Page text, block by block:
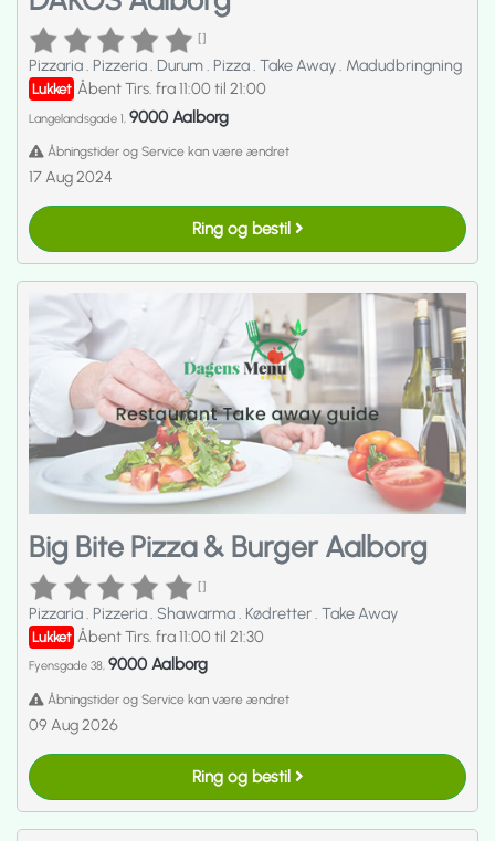
[]
Pizzaria. Pizzeria. Durum. Pizza. Take Away. Madudbringning
Lukket Åbent Tirs. fra 11:00 til 21:00
Langelandsgade 1, 9000 Aalborg
Åbningstider og Service kan være ændret
17 Aug 2024
Ring og bestil
Big Bite Pizza & Burger Aalborg
[]
Pizzaria. Pizzeria. Shawarma. Kødretter. Take Away
Lukket Åbent Tirs. fra 11:00 til 21:30
Fyensgade 38, 9000 Aalborg
Åbningstider og Service kan være ændret
09 Aug 2026
Ring og bestil